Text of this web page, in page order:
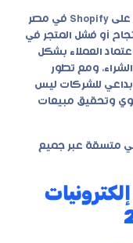
تُعد تكلفة إنتاج المحتوى لمتجر إلكترونيات على Shopify في مصر
نجاح أو فشل المتجر في
العملاء بشكل
ومع تطور
للشركات ليس
وتحقيق مبيعات
متسقة عبر جميع